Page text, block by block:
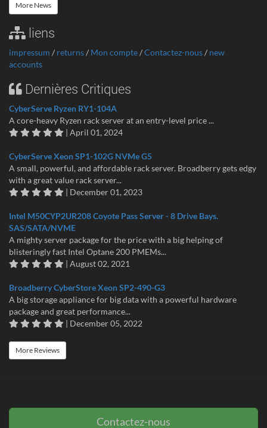
More News
liens
impressum / returns/ Mon compte/Contactez-nous/ new
accounts
Dernières Critiques
CyberServe Ryzen RY1-104A
A core-heavy Ryzen rack server at an entry-level price ...
| April 01, 2024
CyberServe Xeon SP1-102G NVMe G5
A small, powerful, and affordable rack server. Broadberry gets edgy
with a great value rack server...
| December 01, 2023
Intel M50CYP2UR208 Coyote Pass Server - 8 Drive Bays.
SAS/SATA/NVME
A mighty server package for the price with a big helping of
blisteringly fast Intel Optane 200 PMEMs...
| August 02, 2021
Broadberry CyberStore Xeon SP2-490-G3
A big storage appliance for big data with a powerful hardware
package and great performance...
| December 05, 2022
More Reviews
Contactez-nous